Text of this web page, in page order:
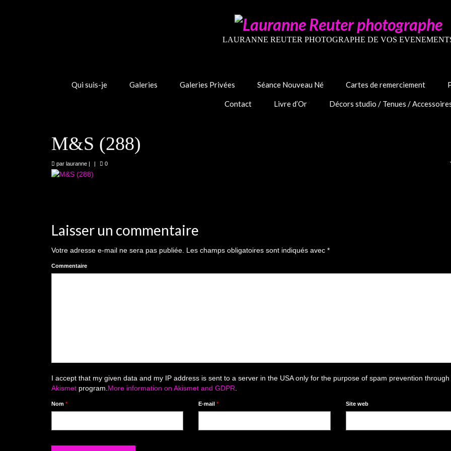
LAURANNE REUTER PHOTOGRAPHE DE VOS
Qui suis-je Galeries Galeries Privées Séance Nouveau Né Cartes de remerciement
Contact Livre d’Or Décors studio / Tenues /
M&S (288)
par lauranne | | 0
Laisser un commentaire
Votre adresse e-mail ne sera pas publiée. Les champs obligatoires sont indiqués avec *
Commentaire
I accept that my given data and my IP address is sent to a server in the USA only for the purpose of spam prevention through
Akismet program. More information on Akismet and GDPR
Nom * E-mail* Site web